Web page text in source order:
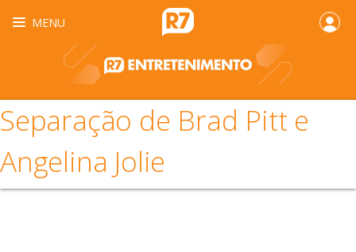
MENU
Separação de Brad Pitt e
Angelina Jolie